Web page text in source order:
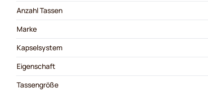
Anzahl Tassen
Marke
Kapselsystem
Eigenschaft
Tassengröße